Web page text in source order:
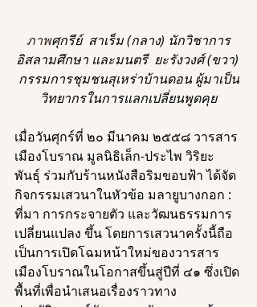
ภาพศุกรีย์  สาเร็ม (กลาง) นักวิชาการ
อิสลามศึกษา และมนตรี  ยะรังวงศ์ (ขวา)
กรรมการชุมชนสุเหร่าบ้านดอน ผู้มาเป็น
วิทยากรในการแลกเปลี่ยนพูดคุย
เมื่อวันศุกร์ที่ ๒๐ มีนาคม ๒๕๕๘ วารสาร
เมืองโบราณ มูลนิธิเล็ก-ประไพ วิริยะ
พันธุ์ ร่วมกับร้านหนังสือริมขอบฟ้า ได้จัด
กิจกรรมเสวนาในหัวข้อ มลายูบางกอก :
ที่มา การกระจายตัว และวัฒนธรรมการ
เปลี่ยนแปลง ขึ้น โดยการเสวนาครั้งนี้ถือ
เป็นการเปิดโฉมหน้าใหม่ของวารสาร
เมืองโบราณในโอกาสขึ้นสู่ปีที่ ๔๑ ซึ่งเปิด
พื้นที่เพื่อนำเสนอเรื่องราวทาง